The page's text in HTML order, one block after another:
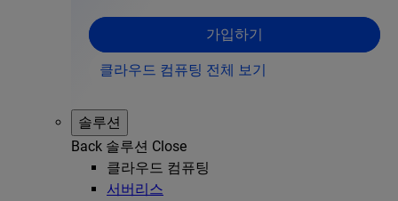
가입하기
클라우드 컴퓨팅 전체 보기
솔루션
Back 솔루션 Close
클라우드 컴퓨팅
서버리스